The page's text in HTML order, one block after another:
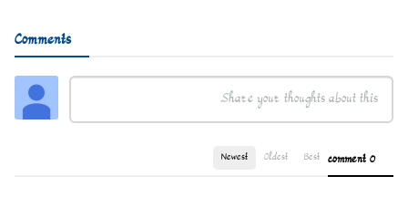
Comments
0 comment
Best
Oldest
Newest